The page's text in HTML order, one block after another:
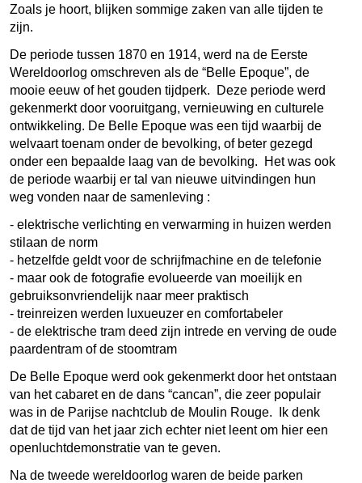
Zoals je hoort, blijken sommige zaken van alle tijden te
zijn.
De periode tussen 1870 en 1914, werd na de Eerste
Wereldoorlog omschreven als de “Belle Epoque”, de
mooie eeuw of het gouden tijdperk. Deze periode werd
gekenmerkt door vooruitgang, vernieuwing en culturele
ontwikkeling. De Belle Epoque was een tijd waarbij de
welvaart toenam onder de bevolking, of beter gezegd
onder een bepaalde laag van de bevolking. Het was ook
de periode waarbij er tal van nieuwe uitvindingen hun
weg vonden naar de samenleving :
- elektrische verlichting en verwarming in huizen werden
stilaan de norm
- hetzelfde geldt voor de schrijfmachine en de telefonie
- maar ook de fotografie evolueerde van moeilijk en
gebruiksonvriendelijk naar meer praktisch
- treinreizen werden luxueuzer en comfortabeler
- de elektrische tram deed zijn intrede en verving de oude
paardentram of de stoomtram
De Belle Epoque werd ook gekenmerkt door het ontstaan
van het cabaret en de dans “cancan”, die zeer populair
was in de Parijse nachtclub de Moulin Rouge. Ik denk
dat de tijd van het jaar zich echter niet leent om hier een
openluchtdemonstratie van te geven.
Na de tweede wereldoorlog waren de beide parken